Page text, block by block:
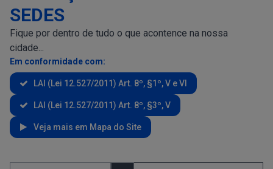
SEDES
Fique por dentro de tudo o que acontence na nossa
cidade...
Em conformidade com:
LAI (Lei 12.527/2011) Art. 8º, §1º, V e VI
LAI (Lei 12.527/2011) Art. 8º, §3º, V
Veja mais em Mapa do Site